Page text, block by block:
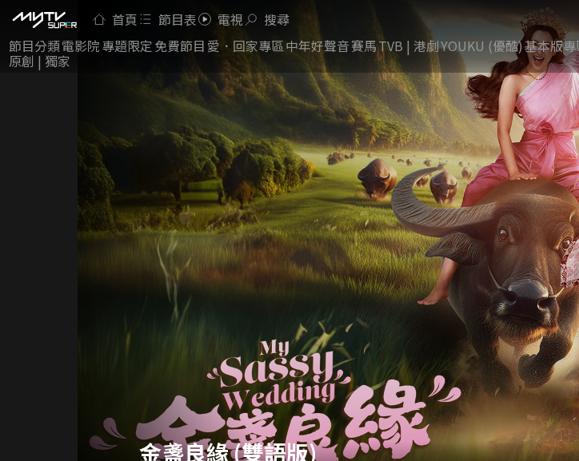
首頁 節目表 電視 搜尋
節目分類電影院專題限定 免費節目 愛．回家專區中年好聲音賽馬TVB | 港劇YOUKU (優酷)基本版
原創 | 獨家
金盞良緣 (雙語版)